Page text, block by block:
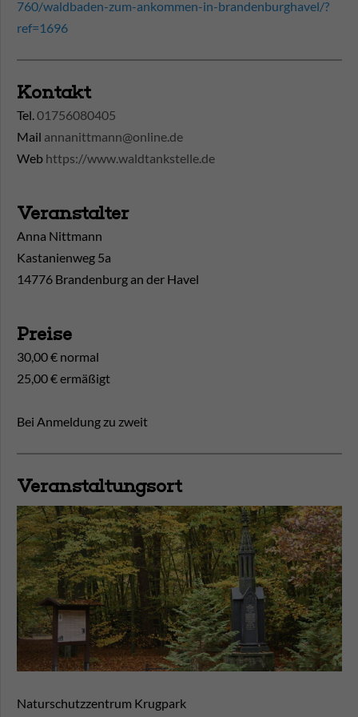
760/waldbaden-zum-ankommen-in-brandenburghavel/?
ref=1696
Kontakt
Tel.01756080405
Mail annanittmann@online.de
Web https://www.waldtankstelle.de
Veranstalter
Anna Nittmann
Kastanienweg 5a
14776 Brandenburg an der Havel
Preise
30,00 € normal
25,00 € ermäßigt
Bei Anmeldung zu zweit
Veranstaltungsort
Naturschutzzentrum Krugpark